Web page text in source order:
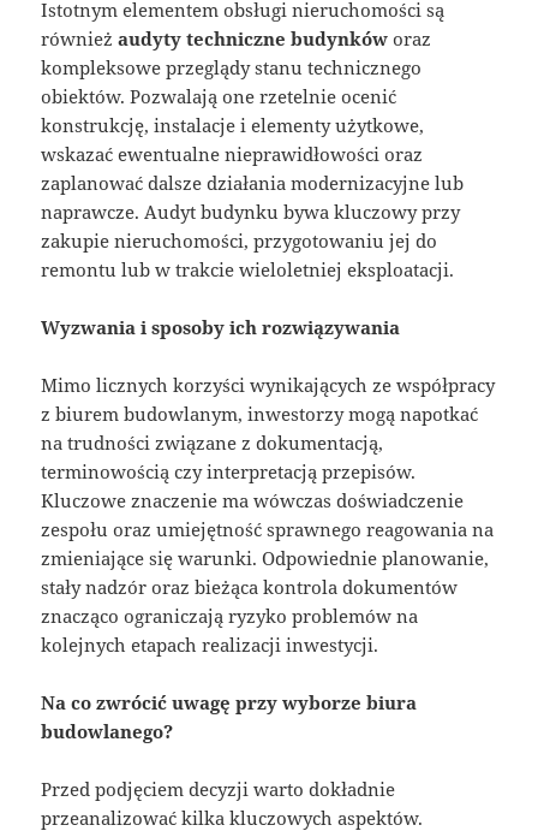
Istotnym elementem obsługi nieruchomości są
równieżaudyty techniczne budynków oraz
kompleksowe przeglądy stanu technicznego
obiektów. Pozwalają one rzetelnie ocenić
konstrukcję, instalacje i elementy użytkowe,
wskazać ewentualne nieprawidłowości oraz
zaplanować dalsze działania modernizacyjne lub
naprawcze. Audyt budynku bywa kluczowy przy
zakupie nieruchomości, przygotowaniu jej do
remontu lub w trakcie wieloletniej eksploatacji.
Wyzwania i sposoby ich rozwiązywania
Mimo licznych korzyści wynikających ze współpracy
z biurem budowlanym, inwestorzy mogą napotkać
na trudności związane z dokumentacją,
terminowością czy interpretacją przepisów.
Kluczowe znaczenie ma wówczas doświadczenie
zespołu oraz umiejętność sprawnego reagowania na
zmieniające się warunki. Odpowiednie planowanie,
stały nadzór oraz bieżąca kontrola dokumentów
znacząco ograniczają ryzyko problemów na
kolejnych etapach realizacji inwestycji.
Na co zwrócić uwagę przy wyborze biura
budowlanego?
Przed podjęciem decyzji warto dokładnie
przeanalizować kilka kluczowych aspektów.